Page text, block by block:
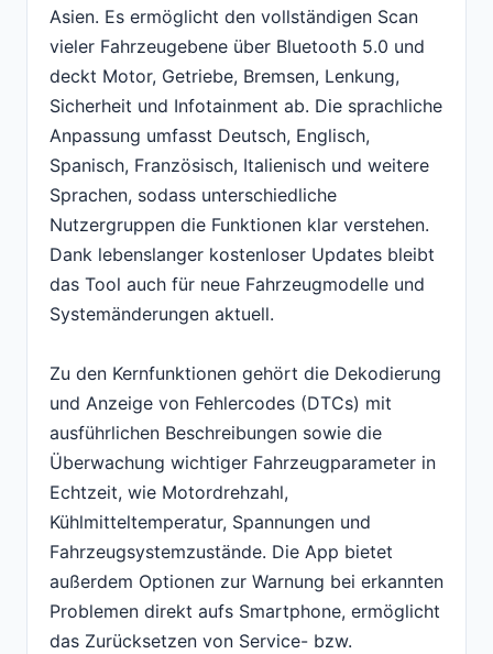
Asien. Es ermöglicht den vollständigen Scan
vieler Fahrzeugebene über Bluetooth 5.0 und
deckt Motor, Getriebe, Bremsen, Lenkung,
Sicherheit und Infotainment ab. Die sprachliche
Anpassung umfasst Deutsch, Englisch,
Spanisch, Französisch, Italienisch und weitere
Sprachen, sodass unterschiedliche
Nutzergruppen die Funktionen klar verstehen.
Dank lebenslanger kostenloser Updates bleibt
das Tool auch für neue Fahrzeugmodelle und
Systemänderungen aktuell.
Zu den Kernfunktionen gehört die Dekodierung
und Anzeige von Fehlercodes (DTCs) mit
ausführlichen Beschreibungen sowie die
Überwachung wichtiger Fahrzeugparameter in
Echtzeit, wie Motordrehzahl,
Kühlmitteltemperatur, Spannungen und
Fahrzeugsystemzustände. Die App bietet
außerdem Optionen zur Warnung bei erkannten
Problemen direkt aufs Smartphone, ermöglicht
das Zurücksetzen von Service- bzw.